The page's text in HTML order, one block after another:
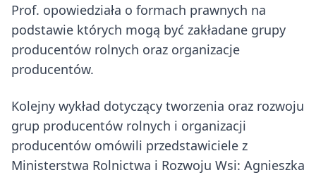
Prof. opowiedziała o formach prawnych na
podstawie których mogą być zakładane grupy
producentów rolnych oraz organizacje
producentów.
Kolejny wykład dotyczący tworzenia oraz rozwoju
grup producentów rolnych i organizacji
producentów omówili przedstawiciele z
Ministerstwa Rolnictwa i Rozwoju Wsi: Agnieszka